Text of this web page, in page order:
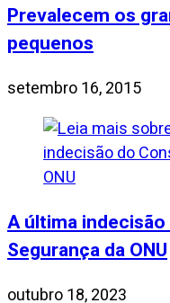
Prevalecem os
pequenos
setembro 16, 2015
A última
Segurança da ONU
outubro 18, 2023